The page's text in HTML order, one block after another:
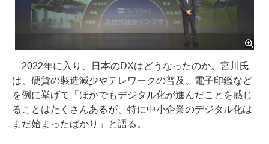
2022年に入り、日本のDXはどうなったのか。宮川氏
は、硬貨の製造減少やテレワークの普及、電子印鑑など
を例に挙げて「ほかでもデジタル化が進んだことを感じ
ることはたくさんあるが、特に中小企業のデジタル化は
まだ始まったばかり」と語る。